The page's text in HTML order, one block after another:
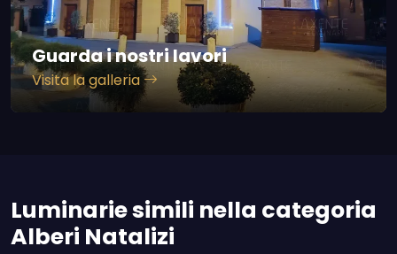
Guarda i nostri lavori
Visita la galleria
Luminarie simili nella categoria
Alberi Natalizi